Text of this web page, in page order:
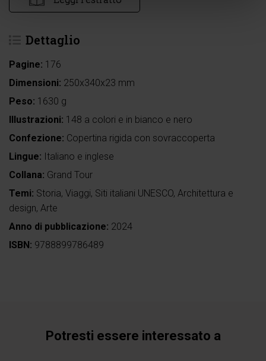
Dettaglio
Pagine: 176
Dimensioni: 250x340x23 mm
Peso: 1630 g
Illustrazioni: 148 a colori e in bianco e nero
Confezione: Copertina rigida con sovraccoperta
Lingue: Italiano e inglese
Collana: Grand Tour
Temi: Storia, Viaggi, Siti italiani UNESCO, Architettura e
design, Arte
Anno di pubblicazione: 2024
ISBN: 9788899786489
Potresti essere interessato a